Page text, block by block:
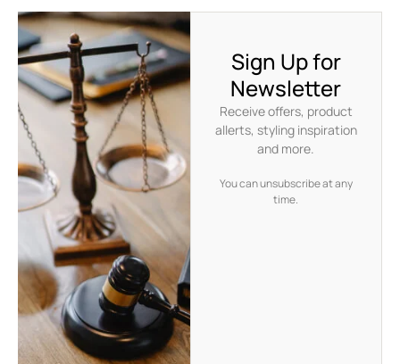
Sign Up for
Newsletter
Receive offers, product
allerts, styling inspiration
and more.
You can unsubscribe at any
time.